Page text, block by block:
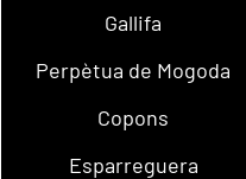
Gallifa
Perpètua de Mogoda
Copons
Esparreguera